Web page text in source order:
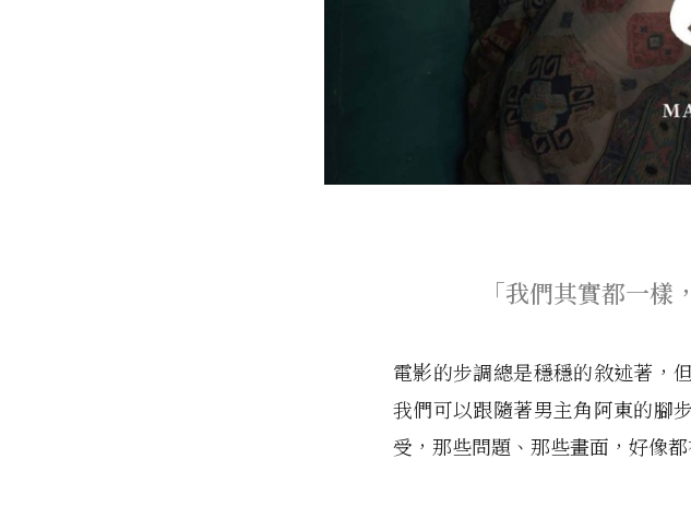
「我們其實都一樣
電影的步調總是穩穩的敘述著，
我們可以跟隨著男主角阿東的腳
受，那些問題、那些畫面，好像